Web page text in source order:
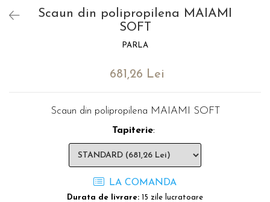
Scaun din polipropilena MAIAMI
SOFT
PARLA
681,26 Lei
Scaun din polipropilena MAIAMI SOFT
Tapiterie:
LA COMANDA
Durata de livrare: 15 zile lucratoare